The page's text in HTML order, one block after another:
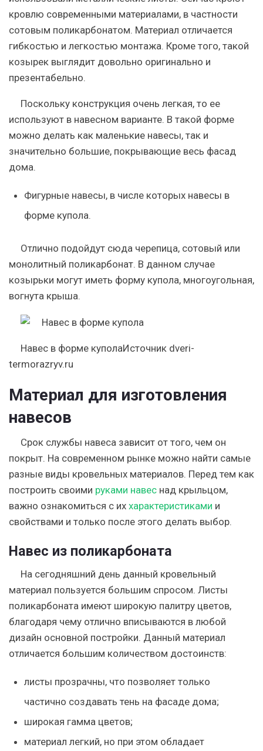
кровлю современными материалами, в частности
сотовым поликарбонатом. Материал отличается
гибкостью и легкостью монтажа. Кроме того, такой
козырек выглядит довольно оригинально и
презентабельно.
Поскольку конструкция очень легкая, то ее
используют в навесном варианте. В такой форме
можно делать как маленькие навесы, так и
значительно большие, покрывающие весь фасад
дома.
Фигурные навесы, в числе которых навесы в
форме купола.
Отлично подойдут сюда черепица, сотовый или
монолитный поликарбонат. В данном случае
козырьки могут иметь форму купола, многоугольная,
вогнута крыша.
Навес в форме куполаИсточник dveri-
termorazryv.ru
Материал для изготовления
навесов
Срок службы навеса зависит от того, чем он
покрыт. На современном рынке можно найти самые
разные виды кровельных материалов. Перед тем как
построить своими руками навес над крыльцом,
важно ознакомиться с их характеристиками и
свойствами и только после этого делать выбор.
Навес из поликарбоната
На сегодняшний день данный кровельный
материал пользуется большим спросом. Листы
поликарбоната имеют широкую палитру цветов,
благодаря чему отлично вписываются в любой
дизайн основной постройки. Данный материал
отличается большим количеством достоинств:
листы прозрачны, что позволяет только
частично создавать тень на фасаде дома;
широкая гамма цветов;
материал легкий, но при этом обладает